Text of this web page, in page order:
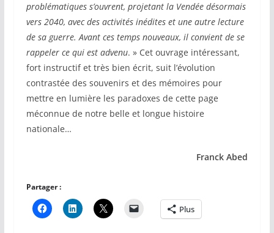
problématiques s’ouvrent, projetant la Vendée désormais
vers 2040, avec des activités inédites et une autre lecture
de sa guerre. Avant ces temps nouveaux, il convient de se
rappeler ce qui est advenu. » Cet ouvrage intéressant,
fort instructif et très bien écrit, suit l’évolution
contrastée des souvenirs et des mémoires pour
mettre en lumière les paradoxes de cette page
méconnue de notre belle et longue histoire
nationale…
Franck Abed
Partager :
Plus